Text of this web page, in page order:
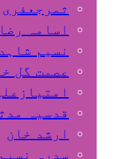
ثمرجعفری
اسامہ رضا
نسیم شاہد
عصمت گل
قدسیہ
ارشد خان
سدرہ نسیم